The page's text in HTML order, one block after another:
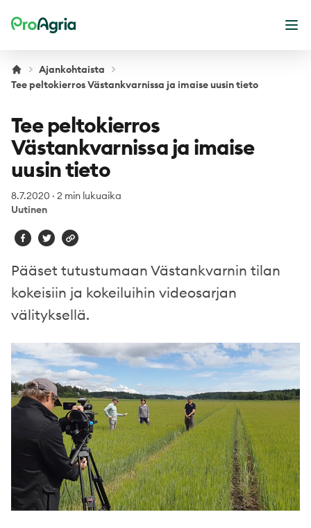
ProAgria
Ajankohtaista
Tee peltokierros Västankvarnissa ja imaise uusin tieto
Tee peltokierros
Västankvarnissa ja imaise
uusin tieto
8.7.2020 · 2 min lukuaika
Uutinen
Pääset tutustumaan Västankvarnin tilan
kokeisiin ja kokeiluihin videosarjan
välityksellä.